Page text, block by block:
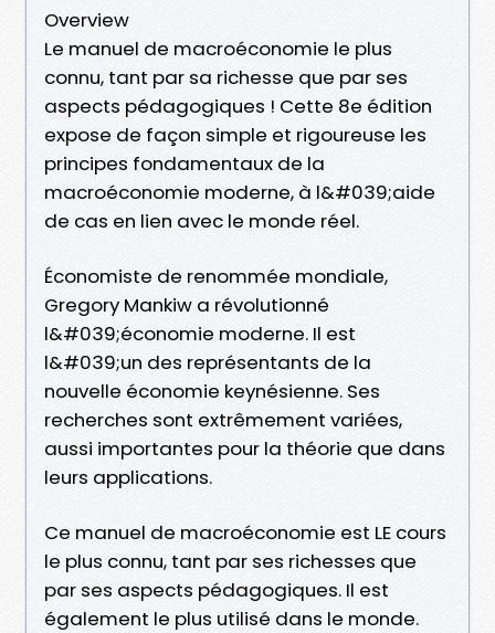
Overview
Le manuel de macroéconomie le plus
connu, tant par sa richesse que par ses
aspects pédagogiques ! Cette 8e édition
expose de façon simple et rigoureuse les
principes fondamentaux de la
macroéconomie moderne, à l&#039;aide
de cas en lien avec le monde réel.
Économiste de renommée mondiale,
Gregory Mankiw a révolutionné
l&#039;économie moderne. Il est
l&#039;un des représentants de la
nouvelle économie keynésienne. Ses
recherches sont extrêmement variées,
aussi importantes pour la théorie que dans
leurs applications.
Ce manuel de macroéconomie est LE cours
le plus connu, tant par ses richesses que
par ses aspects pédagogiques. Il est
également le plus utilisé dans le monde.